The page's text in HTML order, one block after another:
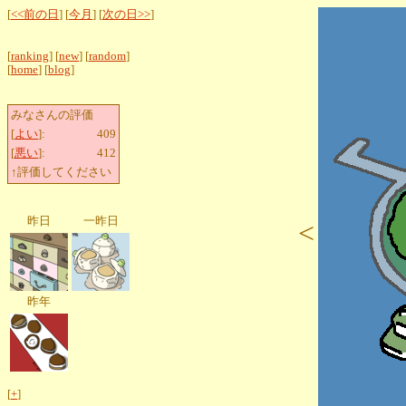
[<<前の日 ] [今月 ] [次の日>>]
[ranking] [new] [random]
[home] [blog]
みなさんの評価
[よい]:
409
[悪い]:
412
↑評価してください
昨日 一昨日
昨年
[+]
<